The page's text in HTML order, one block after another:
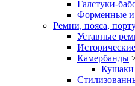
Галстуки-
Форменные и
Ремни, пояса,
Уставные
Камербанды
Кушаки